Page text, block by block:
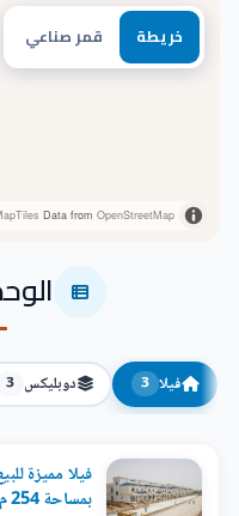
خريطة قمر صناعي
Data from OpenStreetMap
فيلا 3 دوبليكس 3
بمساحة 254 م²